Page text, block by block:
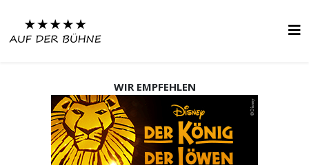
WIR EMPFEHLEN